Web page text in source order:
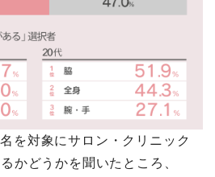
を対象にサロン・クリニック
かどうかを聞いたところ、